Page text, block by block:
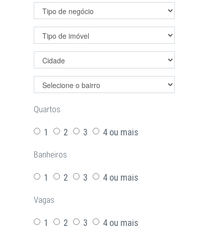
Quartos
1 2 3 4 ou mais
Banheiros
1 2 3 4 ou mais
Vagas
1 2 3 4 ou mais